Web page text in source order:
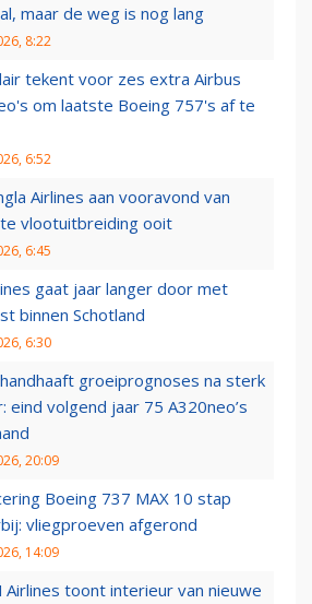
maar de weg is nog lang
8:22
tekent voor zes extra Airbus
om laatste Boeing 757's af te
6:52
Airlines aan vooravond van
vlootuitbreiding ooit
6:45
gaat jaar langer door met
binnen Schotland
6:30
groeiprognoses na sterk
eind volgend jaar 75 A320neo’s
20:09
Boeing 737 MAX 10 stap
vliegproeven afgerond
14:09
Airlines toont interieur van nieuwe